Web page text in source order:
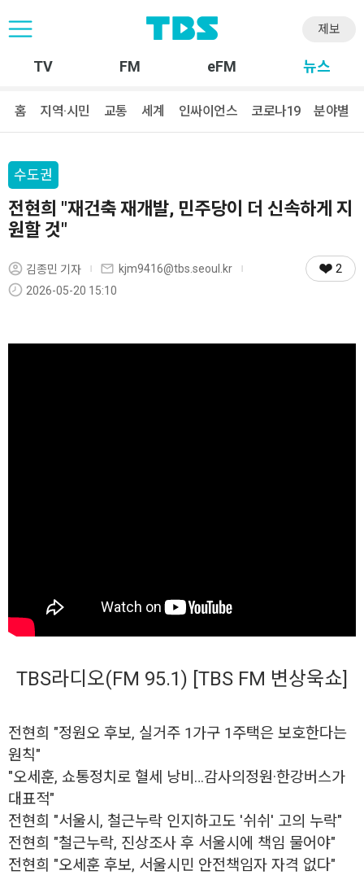
제보
TV FM eFM 뉴스
홈 지역·시민 교통 세계 인싸이언스 코로나19 분야별
수도권
전현희 "재건축 재개발, 민주당이 더 신속하게 지
원할 것"
김종민 기자
kjm9416@tbs.seoul.kr
2026-05-20 15:10
2
TBS라디오(FM 95.1) [TBS FM 변상욱쇼]
전현희 "정원오 후보, 실거주 1가구 1주택은 보호한다는
원칙"
"오세훈, 쇼통정치로 혈세 낭비…감사의정원·한강버스가
대표적"
전현희 "서울시, 철근누락 인지하고도 '쉬쉬' 고의 누락"
전현희 "철근누락, 진상조사 후 서울시에 책임 물어야"
전현희 "오세훈 후보, 서울시민 안전책임자 자격 없다"